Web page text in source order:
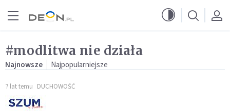
#modlitwa nie działa
Najnowsze Najpopularniejsze
7 lat temu DUCHOWOŚĆ